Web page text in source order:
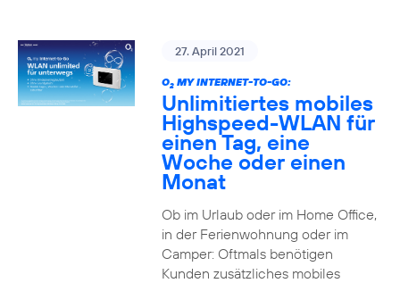
27. April 2021
O2MY INTERNET-TO-GO:
Unlimitiertes mobiles
Highspeed-WLAN für
einen Tag, eine
Woche oder einen
Monat
Ob im Urlaub oder im Home Office,
in der Ferienwohnung oder im
Camper: Oftmals benötigen
Kunden zusätzliches mobiles